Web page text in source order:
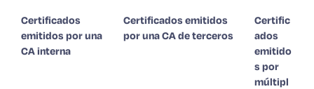
Certificados
emitidos por una
CA interna
Certificados emitidos
por una CA de terceros
Certific
ados
emitido
s por
múltipl